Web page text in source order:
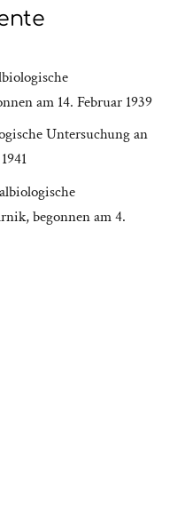
am 14. Februar 1939
Untersuchung an
begonnen am 4.